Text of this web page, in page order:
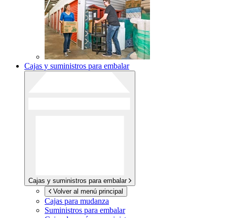
Cajas y suministros para embalar
Cajas y suministros para embalar
Volver al menú principal
Cajas para mudanza
Suministros para embalar